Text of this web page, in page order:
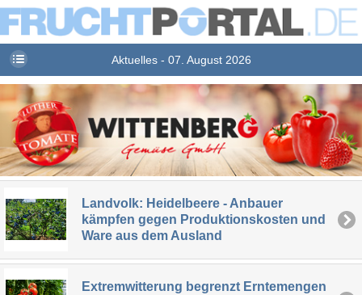
Aktuelles - 07. August 2026
Landvolk: Heidelbeere - Anbauer
kämpfen gegen Produktionskosten und
Ware aus dem Ausland
Extremwitterung begrenzt Erntemengen